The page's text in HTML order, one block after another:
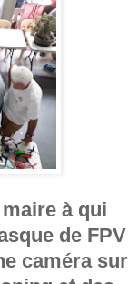
à qui
de FPV
caméra sur